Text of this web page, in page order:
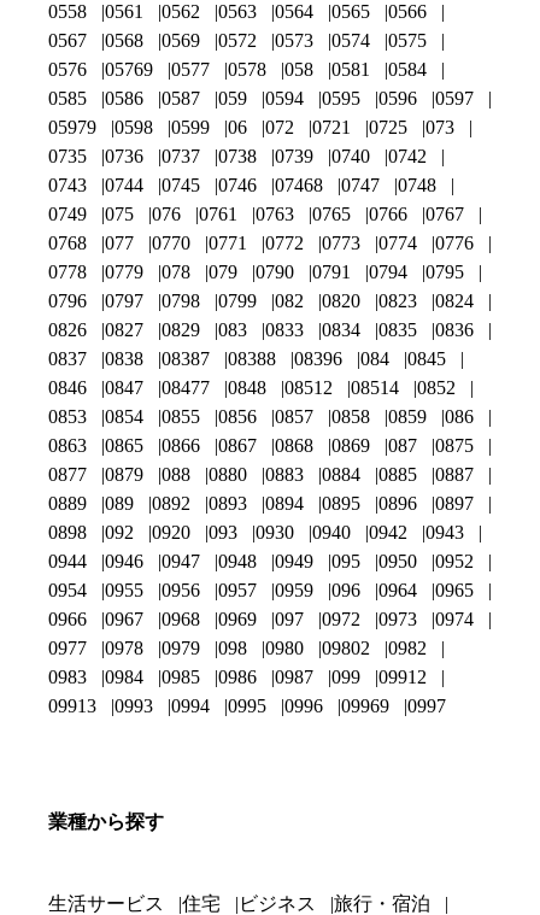
0558
0561 0562 0563 0564 0565
0566
0567
0568 0569 0572 0573 0574
0575
0576
05769 0577 0578 058 0581
0584
0585
0586 0587 059 0594 0595 0596
0597
05979
0598 0599 06 072 0721 0725
073
0735
0736 0737 0738 0739 0740
0742
0743
0744 0745 0746 07468 0747
0748
0749
075 076 0761 0763 0765 0766
0767
0768
077 0770 0771 0772 0773 0774
0776
0778
0779 078 079 0790 0791 0794
0795
0796
0797 0798 0799 082 0820 0823
0824
0826
0827 0829 083 0833 0834 0835
0836
0837
0838 08387 08388 08396 084
0845
0846
0847 08477 0848 08512 08514
0852
0853
0854 0855 0856 0857 0858 0859
086
0863
0865 0866 0867 0868 0869 087
0875
0877
0879 088 0880 0883 0884 0885
0887
0889
089 0892 0893 0894 0895 0896
0897
0898
092 0920 093 0930 0940 0942
0943
0944
0946 0947 0948 0949 095 0950
0952
0954
0955 0956 0957 0959 096 0964
0965
0966
0967 0968 0969 097 0972 0973
0974
0977
0978 0979 098 0980 09802
0982
0983
0984 0985 0986 0987 099
09912
09913
0993 0994 0995 0996 09969 0997
業種から探す
生活サービス 住宅 ビジネス
旅行・宿泊